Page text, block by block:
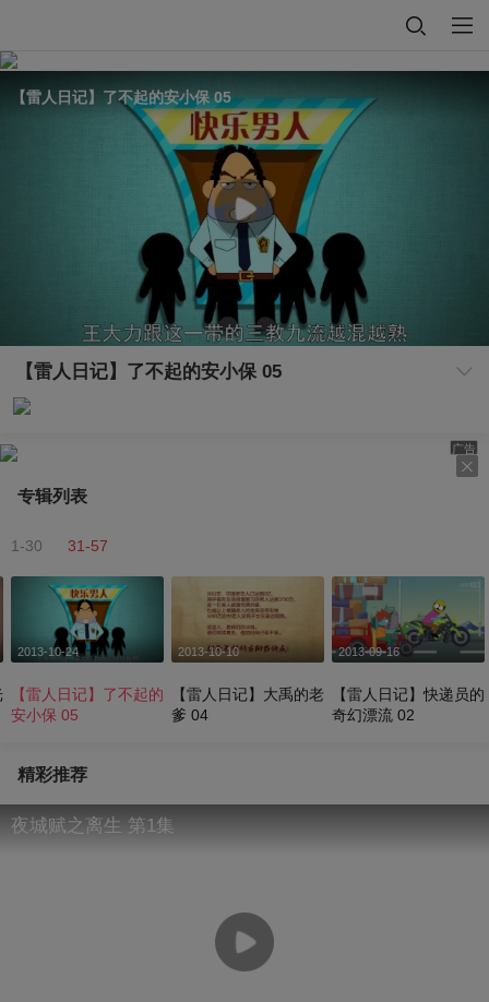
【雷人日记】了不起的安小保 05
【雷人日记】了不起的安小保 05
广告
专辑列表
1-30 31-57
2013-10-24
【雷人日记】了不起的
安小保 05
2013-10-10
【雷人日记】大禹的老
爹 04
2013-09-16
【雷人日记】快递员的
奇幻漂流 02
精彩推荐
夜城赋之离生 第1集